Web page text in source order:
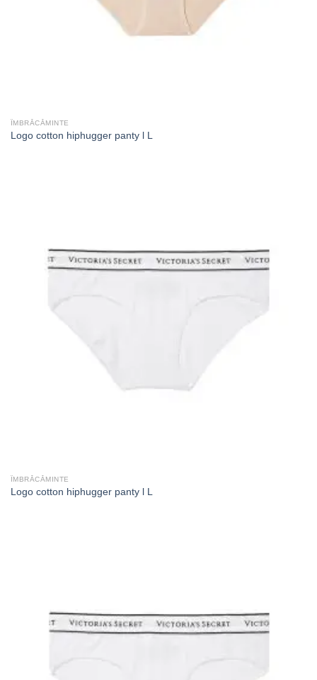
ÎMBRĂCĂMINTE
Logo cotton hiphugger panty l L
ÎMBRĂCĂMINTE
Logo cotton hiphugger panty l L